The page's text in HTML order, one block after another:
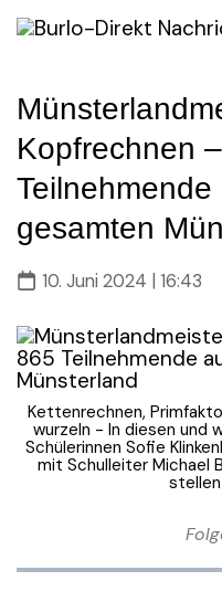
to
Kopfrechnen
Teilnehmende
gesamten
10. Juni 2024 | 16:43
Kettenrechnen,
wurzeln - In diesen und
Schülerinnen Sofie
mit Schulleiter Michael